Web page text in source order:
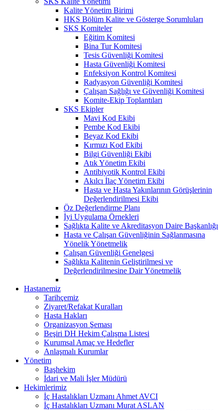
Kalite Yönetim Birimi
HKS Bölüm Kalite ve Gösterge Sorumluları
SKS Komiteler
Eğitim Komitesi
Bina Tur Komitesi
Tesis Güvenliği Komitesi
Hasta Güvenliği Komitesi
Enfeksiyon Kontrol Komitesi
Radyasyon Güvenliği Komitesi
Çalışan Sağlığı ve Güvenliği Komitesi
Komite-Ekip Toplantıları
SKS Ekipler
Mavi Kod Ekibi
Pembe Kod Ekibi
Beyaz Kod Ekibi
Kırmızı Kod Ekibi
Bilgi Güvenliği Ekibi
Atık Yönetim Ekibi
Antibiyotik Kontrol Ekibi
Akılcı İlaç Yönetim Ekibi
Hasta ve Hasta Yakınlarının Görüşlerinin
Değerlendirilmesi Ekibi
Öz Değerlendirme Planı
İyi Uygulama Örnekleri
Sağlıkta Kalite ve Akreditasyon Daire Başkanlığı
Hasta ve Çalışan Güvenliğinin Sağlanmasına
Yönelik Yönetmelik
Çalışan Güvenliği Genelgesi
Sağlıkta Kalitenin Geliştirilmesi ve
Değerlendirilmesine Dair Yönetmelik
Hastanemiz
Tarihçemiz
Ziyaret/Refakat Kuralları
Hasta Hakları
Organizasyon Şeması
Beşiri DH Hekim Çalışma Listesi
Kurumsal Amaç ve Hedefler
Anlaşmalı Kurumlar
Yönetim
Başhekim
İdari ve Mali İşler Müdürü
Hekimlerimiz
İç Hastalıkları Uzmanı Ahmet AVCI
İç Hastalıkları Uzmanı Murat ASLAN